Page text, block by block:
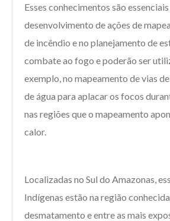
Esses conhecimentos são
desenvolvimento de ações de
de incêndio e no planejamento de
combate ao fogo e poderão ser
exemplo, no mapeamento de vias
de água para aplacar os focos
nas regiões que o mapeamento
calor.
Localizadas no Sul do Amazonas,
Indígenas estão na região
desmatamento e entre as mais